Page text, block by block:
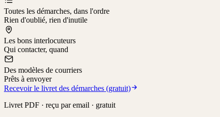
Toutes les démarches, dans l'ordre
Rien d'oublié, rien d'inutile
Les bons interlocuteurs
Qui contacter, quand
Des modèles de courriers
Prêts à envoyer
Recevoir le livret des démarches (gratuit)
Livret PDF · reçu par email · gratuit